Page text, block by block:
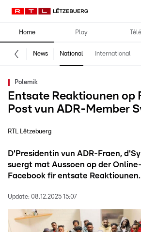
Home Play Télé
News National International
Polemik
Entsate Reaktiounen op
Post vun ADR-Member
RTL Lëtzebuerg
D'Presidentin vun ADR-Fraen,
suergt mat Aussoen op der
Facebook fir entsate Reaktiounen.
Update: 08.12.2025 15:07